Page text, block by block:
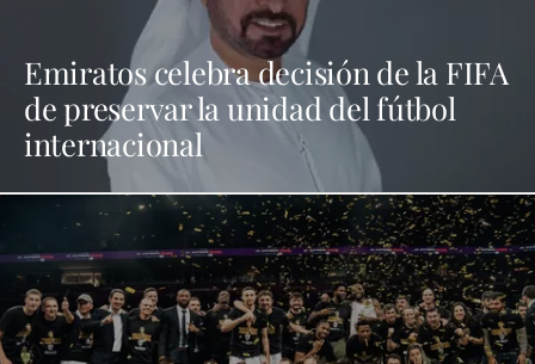
Emiratos celebra decisión de la FIFA
de preservar la unidad del fútbol
internacional